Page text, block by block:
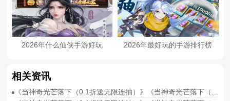
2026年什么仙侠手游好玩 2026年最好玩的手游排行榜
相关资讯
《当神奇光芒落下（0.1折送无限连抽）》《当神奇光芒落下（0.1